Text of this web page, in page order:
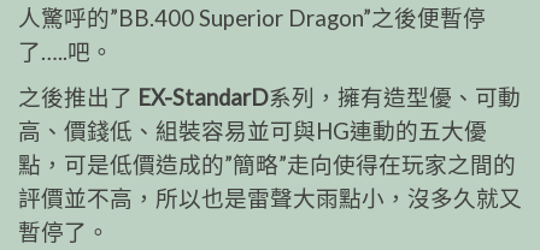
人驚呼的”BB.400 Superior Dragon”之後便暫停
了…..吧。
之後推出了 EX-StandarD系列，擁有造型優、可動
高、價錢低、組裝容易並可與HG連動的五大優
點，可是低價造成的”簡略”走向使得在玩家之間的
評價並不高，所以也是雷聲大雨點小，沒多久就又
暫停了。